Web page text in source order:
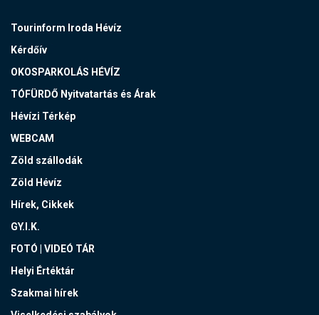
Tourinform Iroda Hévíz
Kérdőív
OKOSPARKOLÁS HÉVÍZ
TÓFÜRDŐ Nyitvatartás és Árak
Hévízi Térkép
WEBCAM
Zöld szállodák
Zöld Hévíz
Hírek, Cikkek
GY.I.K.
FOTÓ | VIDEÓ TÁR
Helyi Értéktár
Szakmai hírek